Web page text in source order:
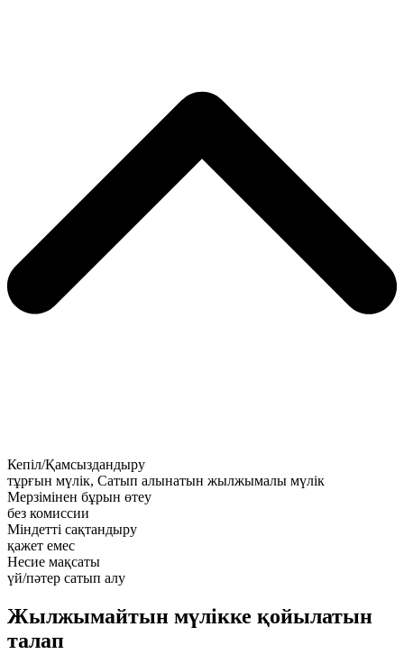
Кепіл/Қамсыздандыру
тұрғын мүлік, Сатып алынатын жылжымалы мүлік
Мерзімінен бұрын өтеу
без комиссии
Міндетті сақтандыру
қажет емес
Несие мақсаты
үй/пәтер сатып алу
Жылжымайтын мүлікке қойылатын
талап